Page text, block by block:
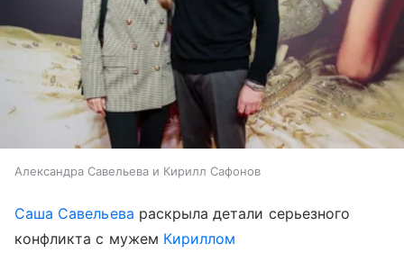
Александра Савельева и Кирилл Сафонов
Саша Савельева раскрыла детали серьезного
конфликта с мужем Кириллом